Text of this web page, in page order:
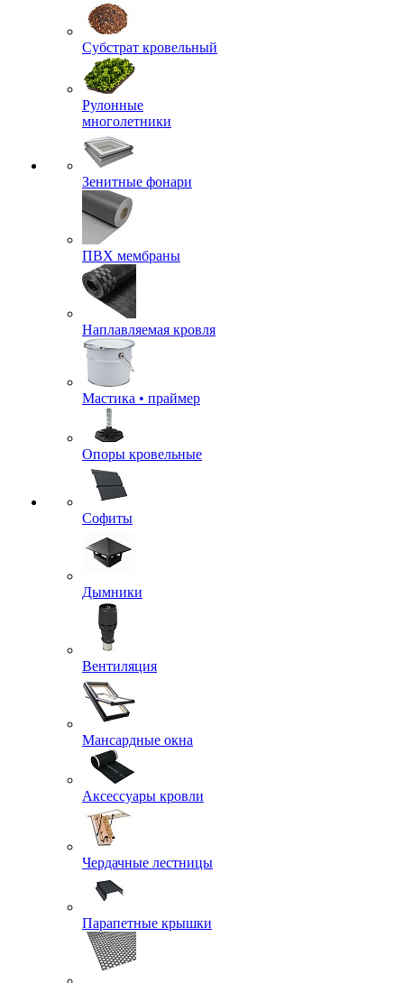
Субстрат кровельный
Рулонные
многолетники
Зенитные фонари
ПВХ мембраны
Наплавляемая кровля
Мастика • праймер
Опоры кровельные
Софиты
Дымники
Вентиляция
Мансардные окна
Аксессуары кровли
Чердачные лестницы
Парапетные крышки